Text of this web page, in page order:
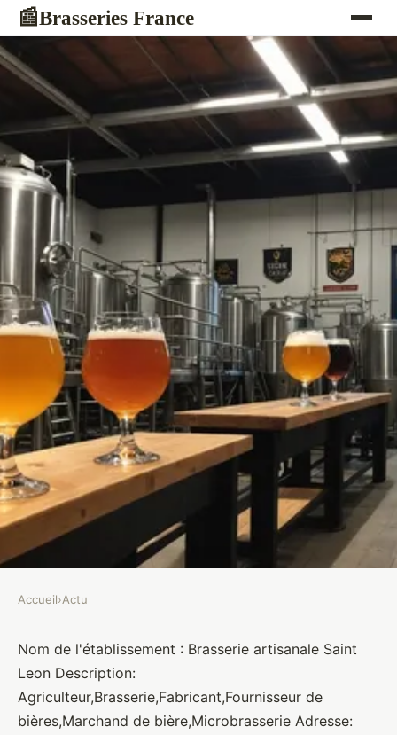
📰Brasseries France
Brasserie artisanale Saint Leon
Brasseurs•10 janvier 2022•1 min de lecture
Accueil›Actu
Nom de l'établissement : Brasserie artisanale Saint
Leon Description:
Agriculteur,Brasserie,Fabricant,Fournisseur de
bières,Marchand de bière,Microbrasserie Adresse: